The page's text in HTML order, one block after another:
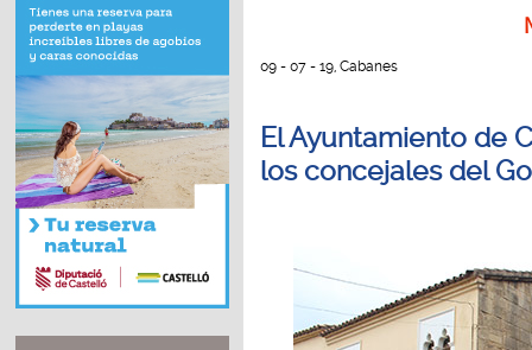
09 - 07 - 19, Cabanes
El Ayuntamiento de
los concejales del